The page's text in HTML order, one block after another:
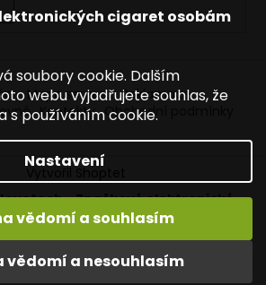
cigaret osobám
soubory cookie. Dalším
webu vyjadřujete souhlas, že
s používáním cookie.
Nastavení
vědomí a nesouhlasím
vědomí a souhlasím
DORUČENÍ ZDARMA zásilkovnou nad
HLEDAT
Mapa serveru Reklamace
Kontakty Obchodní podmínky
- Značkové elektronické
práva vyhrazena.Upravit nastavení